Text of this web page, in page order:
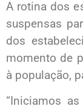
A rotina dos
suspensas
dos
momento de
à população,
“Iniciamos